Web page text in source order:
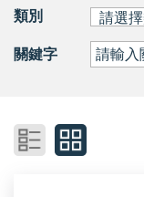
類別
關鍵字